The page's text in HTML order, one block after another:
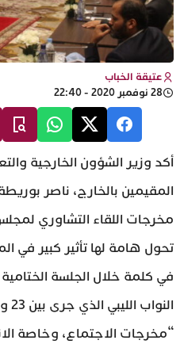
عتيقة الخباب
28 نوفمبر 2020 - 22:40
أكد وزير الشؤون الخارجية
المقيمين بالخارج، ناصر
مخرجات اللقاء التشاوري
تحول هامة لها تأثير كبير في
في كلمة خلال الجلسة
“مخرجات الاجتماع، وخاصة